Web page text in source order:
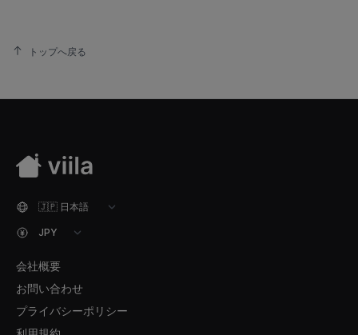
トップへ戻る
会社概要
お問い合わせ
プライバシーポリシー